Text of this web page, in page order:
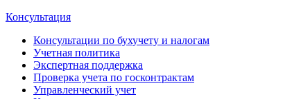
Консультация
Консультации по бухучету и налогам
Учетная политика
Экспертная поддержка
Проверка учета по госконтрактам
Управленческий учет